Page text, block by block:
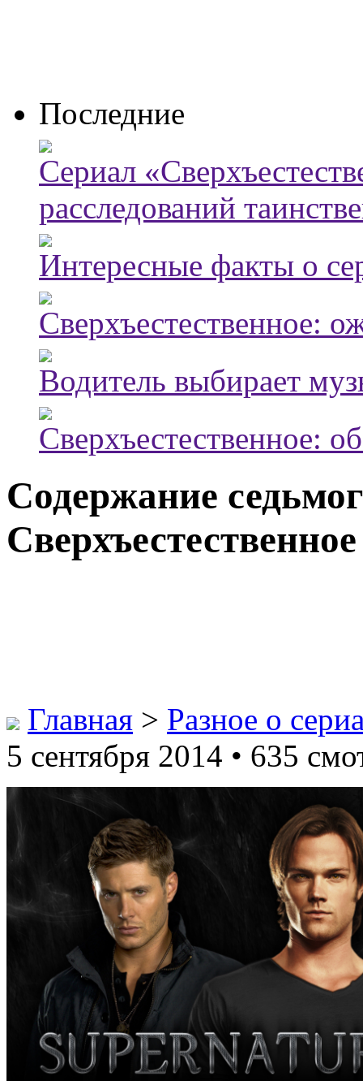
Последние
Сериал
расследований
Интересные факты о
Сверхъестественное:
Водитель выбирает
Сверхъестественное:
Содержание
Сверхъестественное
Главная > Разное о
5 сентября 2014 • 635